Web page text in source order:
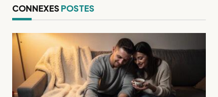
CONNEXES POSTES